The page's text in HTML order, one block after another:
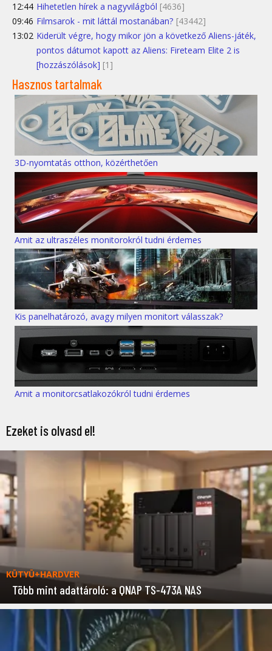
12:44 Hihetetlen hírek a nagyvilágból [4636]
09:46 Filmsarok - mit láttál mostanában? [43442]
13:02 Kiderült végre, hogy mikor jön a következő Aliens-játék,
pontos dátumot kapott az Aliens: Fireteam Elite 2 is
[hozzászólások] [1]
Hasznos tartalmak
3D-nyomtatás otthon, közérthetően
Amit az ultraszéles monitorokról tudni érdemes
Kis panelhatározó, avagy milyen monitort válasszak?
Amit a monitorcsatlakozókról tudni érdemes
Ezeket is olvasd el!
KÜTYÜ+HARDVER
Több mint adattároló: a QNAP TS-473A NAS